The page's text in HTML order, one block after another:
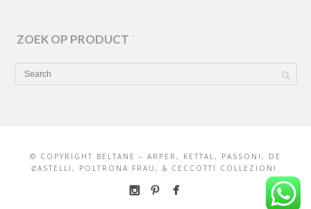
ZOEK OP PRODUCT
© COPYRIGHT BELTANE – ARPER, KETTAL, PASSONI, DE
ȻASTELLI, POLTRONA FRAU, & CECCOTTI COLLEZIONI.